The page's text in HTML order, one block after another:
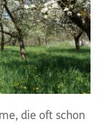
die oft schon